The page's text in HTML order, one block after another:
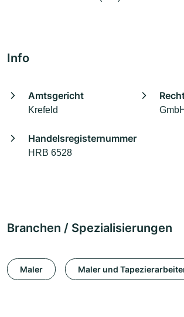
Info
Amtsgericht
Krefeld GmbH
Handelsregisternummer
HRB 6528
Branchen / Spezialisierungen
Maler Maler und